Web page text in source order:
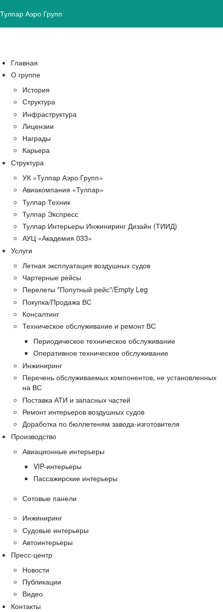
Тулпар Аэро Групп
Главная
О группе
История
Структура
Инфраструктура
Лицензии
Награды
Карьера
Структура
УК «Тулпар Аэро Групп»
Авиакомпания «Тулпар»
Тулпар Техник
Тулпар Экспресс
Тулпар Интерьеры Инжиниринг Дизайн (ТИИД)
АУЦ «Академия 033»
Услуги
Летная эксплуатация воздушных судов
Чартерные рейсы
Перелеты "Попутный рейс"/Empty Leg
Покупка/Продажа ВС
Консалтинг
Техническое обслуживание и ремонт ВС
Периодическое техническое обслуживание
Оперативное техническое обслуживание
Инжиниринг
Перечень обслуживаемых компонентов, не установленных
на ВС
Поставка АТИ и запасных частей
Ремонт интерьеров воздушных судов
Доработка по бюллетеням завода-изготовителя
Производство
Авиационные интерьеры
VIP-интерьеры
Пассажирские интерьеры
Сотовые панели
Инжиниринг
Судовые интерьеры
Автоинтерьеры
Пресс-центр
Новости
Публикации
Видео
Контакты